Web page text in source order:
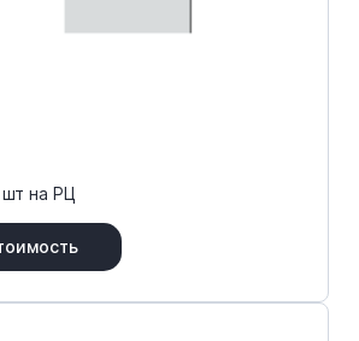
на РЦ